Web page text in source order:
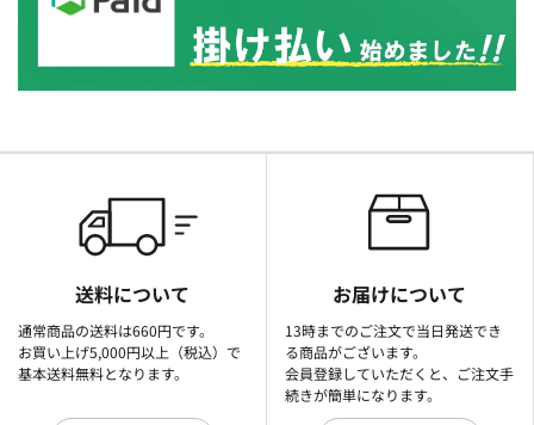
送料について
通常商品の送料は660円です。
お買い上げ5,000円以上（税込）で
基本送料無料となります。
お届けについて
13時までのご注文で当日発送でき
る商品がございます。
会員登録していただくと、ご注文手
続きが簡単になります。